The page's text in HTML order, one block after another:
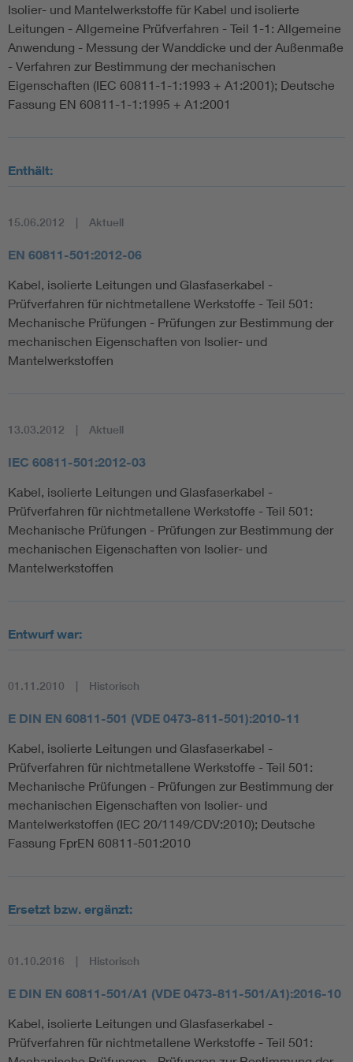
Isolier- und Mantelwerkstoffe für Kabel und isolierte
Leitungen - Allgemeine Prüfverfahren - Teil 1-1: Allgemeine
Anwendung - Messung der Wanddicke und der Außenmaße
- Verfahren zur Bestimmung der mechanischen
Eigenschaften (IEC 60811-1-1:1993 + A1:2001); Deutsche
Fassung EN 60811-1-1:1995 + A1:2001
Enthält:
15.06.2012 Aktuell
EN 60811-501:2012-06
Kabel, isolierte Leitungen und Glasfaserkabel -
Prüfverfahren für nichtmetallene Werkstoffe - Teil 501:
Mechanische Prüfungen - Prüfungen zur Bestimmung der
mechanischen Eigenschaften von Isolier- und
Mantelwerkstoffen
13.03.2012 Aktuell
IEC 60811-501:2012-03
Kabel, isolierte Leitungen und Glasfaserkabel -
Prüfverfahren für nichtmetallene Werkstoffe - Teil 501:
Mechanische Prüfungen - Prüfungen zur Bestimmung der
mechanischen Eigenschaften von Isolier- und
Mantelwerkstoffen
Entwurf war:
01.11.2010 Historisch
E DIN EN 60811-501 (VDE 0473-811-501):2010-11
Kabel, isolierte Leitungen und Glasfaserkabel -
Prüfverfahren für nichtmetallene Werkstoffe - Teil 501:
Mechanische Prüfungen - Prüfungen zur Bestimmung der
mechanischen Eigenschaften von Isolier- und
Mantelwerkstoffen (IEC 20/1149/CDV:2010); Deutsche
Fassung FprEN 60811-501:2010
Ersetzt bzw. ergänzt:
01.10.2016 Historisch
E DIN EN 60811-501/A1 (VDE 0473-811-501/A1):2016-10
Kabel, isolierte Leitungen und Glasfaserkabel -
Prüfverfahren für nichtmetallene Werkstoffe - Teil 501: